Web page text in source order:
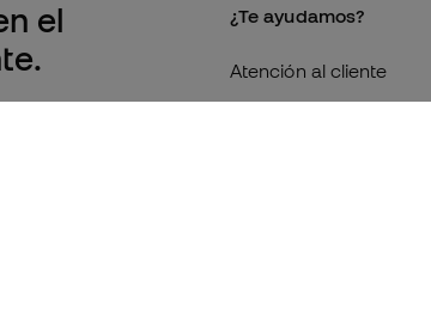
el
¿Te ayudamos?
Atención al cliente